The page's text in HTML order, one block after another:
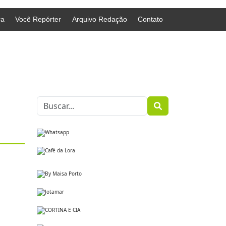
Você Repórter Arquivo Redação Contato